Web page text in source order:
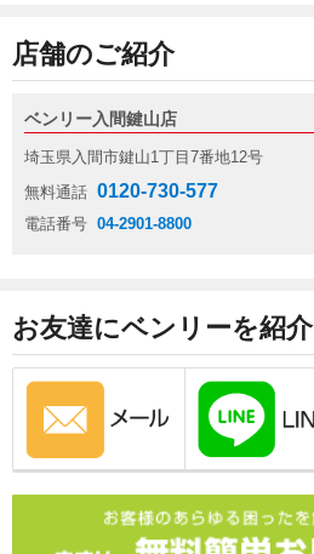
店舗のご紹介
ベンリー入間鍵山店
埼玉県入間市鍵山1丁目7番地12号
無料通話 0120-730-577
電話番号 04-2901-8800
お友達にベンリーを紹介